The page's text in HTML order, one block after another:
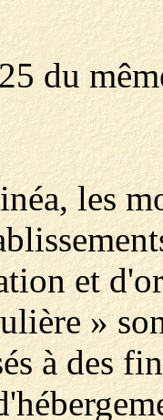
du
les
et
»
à des